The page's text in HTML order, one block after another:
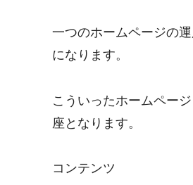
一つのホームページの
になります。
こういったホームペー
座となります。
コンテンツ